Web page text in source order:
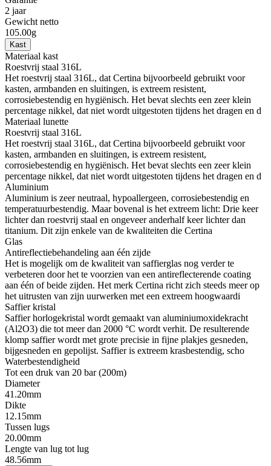
2 jaar
Gewicht netto
105.00g
Kast
Materiaal kast
Roestvrij staal 316L
Het roestvrij staal 316L, dat Certina bijvoorbeeld gebruikt voor
kasten, armbanden en sluitingen, is extreem resistent,
corrosiebestendig en hygiënisch. Het bevat slechts een zeer klein
percentage nikkel, dat niet wordt uitgestoten tijdens het dragen en d
Materiaal lunette
Roestvrij staal 316L
Het roestvrij staal 316L, dat Certina bijvoorbeeld gebruikt voor
kasten, armbanden en sluitingen, is extreem resistent,
corrosiebestendig en hygiënisch. Het bevat slechts een zeer klein
percentage nikkel, dat niet wordt uitgestoten tijdens het dragen en d
Aluminium
Aluminium is zeer neutraal, hypoallergeen, corrosiebestendig en
temperatuurbestendig. Maar bovenal is het extreem licht: Drie keer
lichter dan roestvrij staal en ongeveer anderhalf keer lichter dan
titanium. Dit zijn enkele van de kwaliteiten die Certina
Glas
Antireflectiebehandeling aan één zijde
Het is mogelijk om de kwaliteit van saffierglas nog verder te
verbeteren door het te voorzien van een antireflecterende coating
aan één of beide zijden. Het merk Certina richt zich steeds meer op
het uitrusten van zijn uurwerken met een extreem hoogwaardi
Saffier kristal
Saffier horlogekristal wordt gemaakt van aluminiumoxidekracht
(Al2O3) die tot meer dan 2000 °C wordt verhit. De resulterende
klomp saffier wordt met grote precisie in fijne plakjes gesneden,
bijgesneden en gepolijst. Saffier is extreem krasbestendig, scho
Waterbestendigheid
Tot een druk van 20 bar (200m)
Diameter
41.20mm
Dikte
12.15mm
Tussen lugs
20.00mm
Lengte van lug tot lug
48.56mm